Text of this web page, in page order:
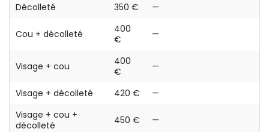
Décolleté
350 € —
Cou + décolleté
400
€
—
Visage + cou
400
€
—
Visage + décolleté 420 €
—
Visage + cou +
décolleté
450 € —